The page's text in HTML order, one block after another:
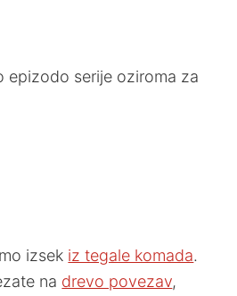
epizodo serije oziroma za
izsek iz tegale komada.
na drevo povezav,